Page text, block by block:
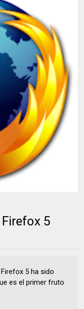
5
5 ha sido
es el primer fruto